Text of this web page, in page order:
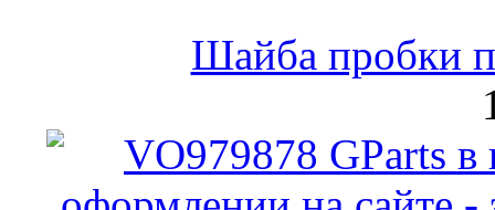
Шайба пробки